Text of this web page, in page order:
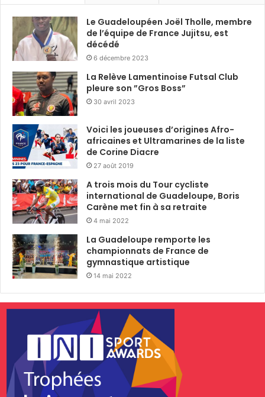
Le Guadeloupéen Joël Tholle, membre
de l’équipe de France Jujitsu, est
décédé
6 décembre 2023
La Relève Lamentinoise Futsal Club
pleure son ”Gros Boss”
30 avril 2023
Voici les joueuses d’origines Afro-
africaines et Ultramarines de la liste
de Corine Diacre
27 août 2019
A trois mois du Tour cycliste
international de Guadeloupe, Boris
Carène met fin à sa retraite
4 mai 2022
La Guadeloupe remporte les
championnats de France de
gymnastique artistique
14 mai 2022